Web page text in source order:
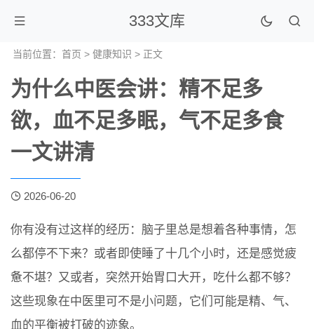
333文库
当前位置： 首页 > 健康知识 > 正文
为什么中医会讲：精不足多
欲，血不足多眠，气不足多食
一文讲清
2026-06-20
你有没有过这样的经历：脑子里总是想着各种事情，怎
么都停不下来？或者即使睡了十几个小时，还是感觉疲
惫不堪？又或者，突然开始胃口大开，吃什么都不够？
这些现象在中医里可不是小问题，它们可能是精、气、
血的平衡被打破的迹象。